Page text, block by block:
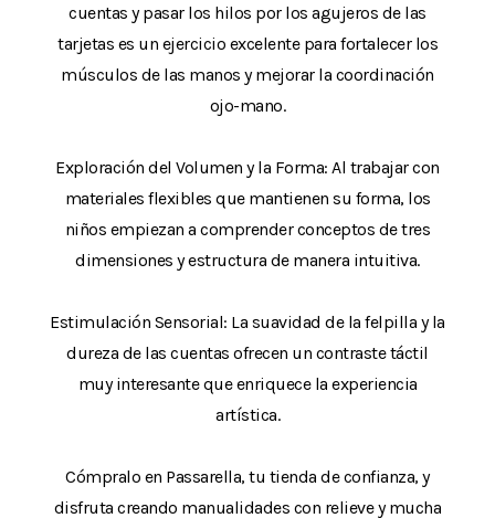
cuentas y pasar los hilos por los agujeros de las
tarjetas es un ejercicio excelente para fortalecer los
músculos de las manos y mejorar la coordinación
ojo-mano.
Exploración del Volumen y la Forma: Al trabajar con
materiales flexibles que mantienen su forma, los
niños empiezan a comprender conceptos de tres
dimensiones y estructura de manera intuitiva.
Estimulación Sensorial: La suavidad de la felpilla y la
dureza de las cuentas ofrecen un contraste táctil
muy interesante que enriquece la experiencia
artística.
Cómpralo en Passarella, tu tienda de confianza, y
disfruta creando manualidades con relieve y mucha